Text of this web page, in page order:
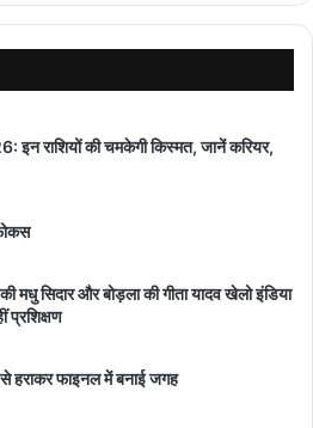
राशियों की चमकेगी किस्मत, जानें करियर,
मधु सिदार और बोड़ला की गीता यादव खेलो इंडिया
प्रशिक्षण
हराकर फाइनल में बनाई जगह